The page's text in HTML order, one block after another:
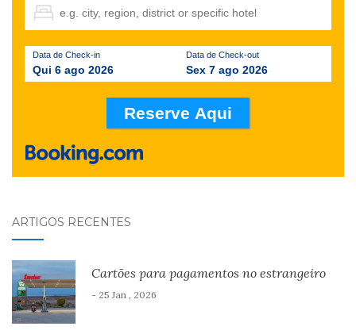
Data de Check-in
Qui 6 ago 2026
Data de Check-out
Sex 7 ago 2026
ARTIGOS RECENTES
Cartões para pagamentos no estrangeiro
- 25 Jan , 2026